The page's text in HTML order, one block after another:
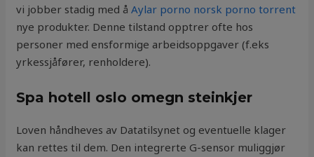
vi jobber stadig med åAylar porno norsk porno torrent
nye produkter. Denne tilstand opptrer ofte hos
personer med ensformige arbeidsoppgaver (f.eks
yrkessjåfører, renholdere).
Spa hotell oslo omegn steinkjer
Loven håndheves av Datatilsynet og eventuelle klager
kan rettes til dem. Den integrerte G-sensor muliggjør